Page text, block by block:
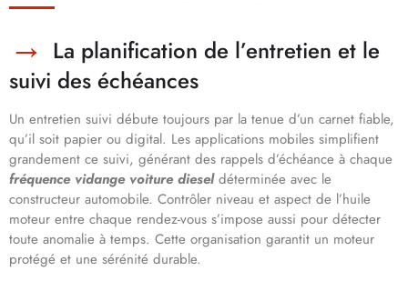
La planification de l’entretien et le
suivi des échéances
Un entretien suivi débute toujours par la tenue d’un carnet fiable,
qu’il soit papier ou digital. Les applications mobiles simplifient
grandement ce suivi, générant des rappels d’échéance à chaque
fréquence vidange voiture dieseldéterminée avec le
constructeur automobile. Contrôler niveau et aspect de l’huile
moteur entre chaque rendez-vous s’impose aussi pour détecter
toute anomalie à temps. Cette organisation garantit un moteur
protégé et une sérénité durable.